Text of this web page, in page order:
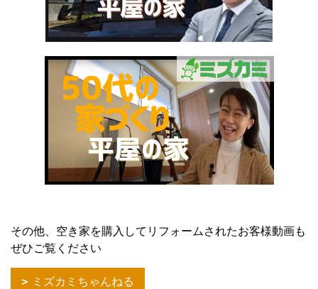
その他、空き家を購入してリフォームされたお客様動画も
ぜひご覧ください
ミズカミちゃんねる